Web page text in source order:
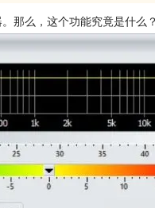
那么，这个功能究竟是什么？